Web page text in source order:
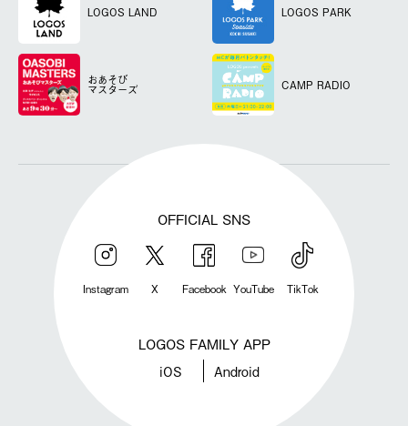
LOGOS LAND LOGOS PARK
おあそび
マスターズ CAMP RADIO
OFFICIAL SNS
Instagram X Facebook YouTube TikTok
LOGOS FAMILY APP
iOS Android